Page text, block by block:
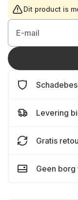
Dit product is
E-mail
Levering
Gratis
Geen